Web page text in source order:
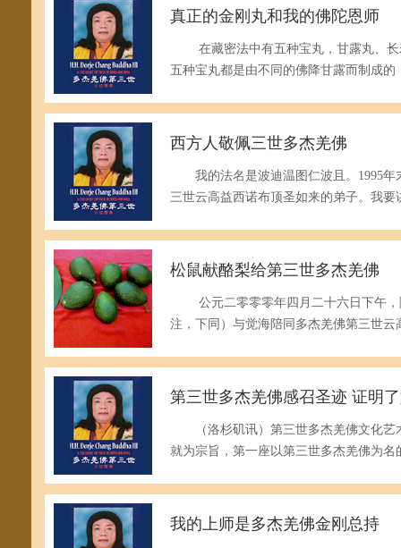
真正的金刚丸和我的佛陀恩师
在藏密法中有五种宝丸，甘露丸、长
五种宝丸都是由不同的佛降甘露而制成的
西方人敬佩三世多杰羌佛
我的法名是波迪温图仁波且。1995年
三世云高益西诺布顶圣如来的弟子。我要
松鼠献酪梨给第三世多杰羌佛
公元二零零零年四月二十六日下午，
注，下同）与觉海陪同多杰羌佛第三世云
第三世多杰羌佛感召圣迹 证明
（洛杉矶讯）第三世多杰羌佛文化艺
就为宗旨，第一座以第三世多杰羌佛为名
我的上师是多杰羌佛金刚总持